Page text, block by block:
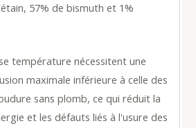
57% de bismuth et 1%
température nécessitent une
maximale inférieure à celle des
sans plomb, ce qui réduit la
et les défauts liés à l'usure des